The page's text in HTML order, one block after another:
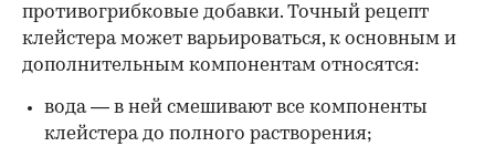
противогрибковые добавки. Точный рецепт
клейстера может варьироваться, к основным и
дополнительным компонентам относятся:
вода — в ней смешивают все компоненты
клейстера до полного растворения;